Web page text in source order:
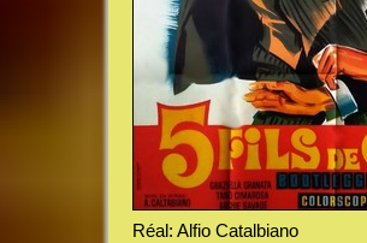
Réal: Alfio Catalbiano